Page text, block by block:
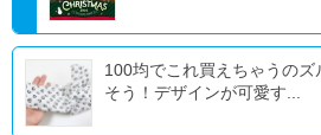
100均でこれ買えちゃうのズ
そう！デザインが可愛す...